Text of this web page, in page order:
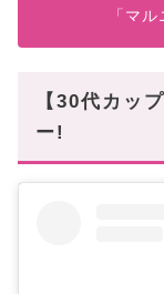
「マ
【30代カッ
ー!